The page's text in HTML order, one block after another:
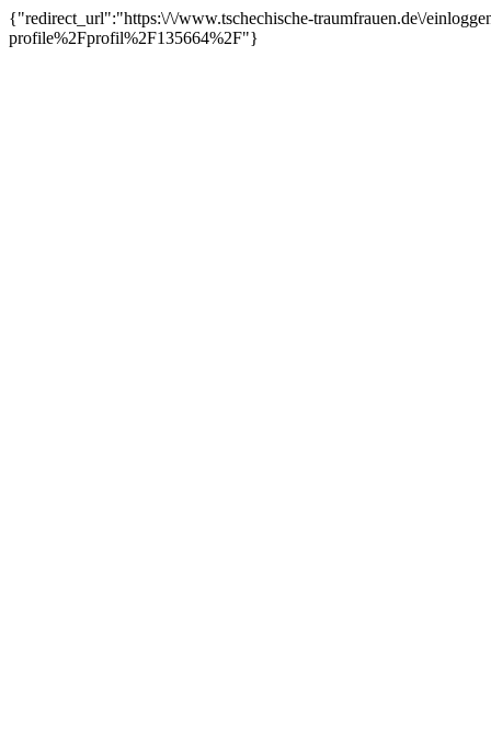
{"redirect_url":"https:\/\/www.tschechische-traumfrauen.de\/
profile%2Fprofil%2F135664%2F"}